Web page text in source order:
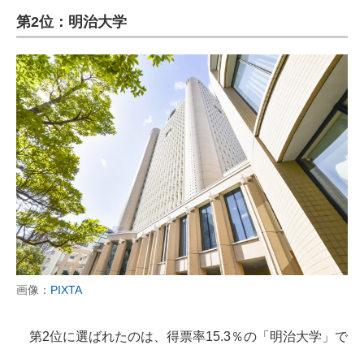
第2位：明治大学
画像： PIXTA
第2位に選ばれたのは、得票率15.3％の「明治大学」で